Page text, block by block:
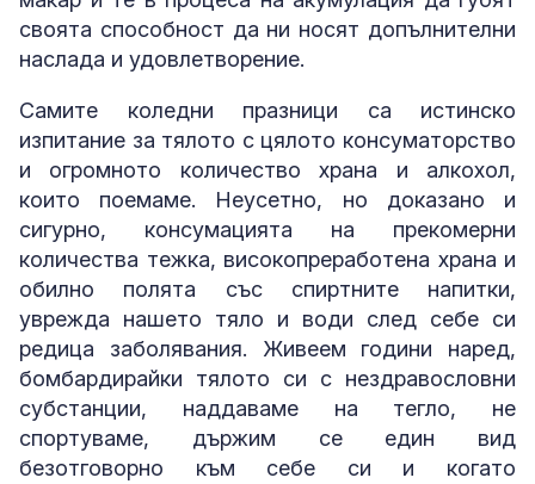
своята способност да ни носят допълнителни
наслада и удовлетворение.
Самите коледни празници са истинско
изпитание за тялото с цялото консуматорство
и огромното количество храна и алкохол,
които поемаме. Неусетно, но доказано и
сигурно, консумацията на прекомерни
количества тежка, високопреработена храна и
обилно полята със спиртните напитки,
уврежда нашето тяло и води след себе си
редица заболявания. Живеем години наред,
бомбардирайки тялото си с нездравословни
субстанции, наддаваме на тегло, не
спортуваме, държим се един вид
безотговорно към себе си и когато